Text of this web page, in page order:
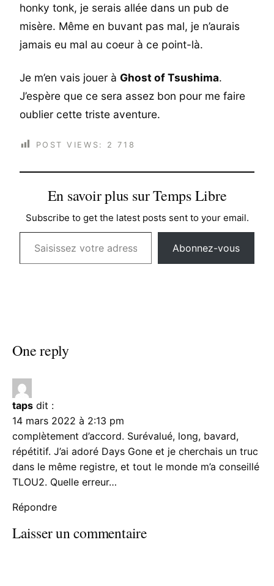
honky tonk, je serais allée dans un pub de
misère. Même en buvant pas mal, je n’aurais
jamais eu mal au coeur à ce point-là.
Je m’en vais jouer à Ghost of Tsushima.
J’espère que ce sera assez bon pour me faire
oublier cette triste aventure.
POST VIEWS: 2 718
En savoir plus sur Temps Libre
Subscribe to get the latest posts sent to your email.
Saisissez votre adresse e-mail…
Abonnez-vous
One reply
taps dit :
14 mars 2022 à 2:13 pm
complètement d’accord. Surévalué, long, bavard,
répétitif. J’ai adoré Days Gone et je cherchais un truc
dans le même registre, et tout le monde m’a conseillé
TLOU2. Quelle erreur…
Répondre
Laisser un commentaire